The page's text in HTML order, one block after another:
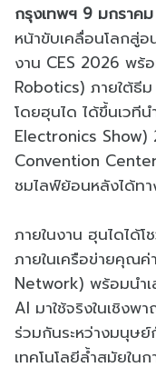
กรุงเทพฯ 9 มกราค
หน้าขับเคลื่อนโลกสู่
งาน CES 2026 พร้
Robotics) ภายใต้ธี
โดยฮุนได ได้ขึ้นเวที
Electronics
Convention
ชมไลฟ์ย้อนหลังได้ท
ภายในงาน ฮุนไดได้โ
ภายในเครือข่ายคุณ
Network) พร้อมนำ
AI มาใช้จริงในเชิง
ร่วมกันระหว่างมนุษ
เทคโนโลยีล้ำสมัยใน